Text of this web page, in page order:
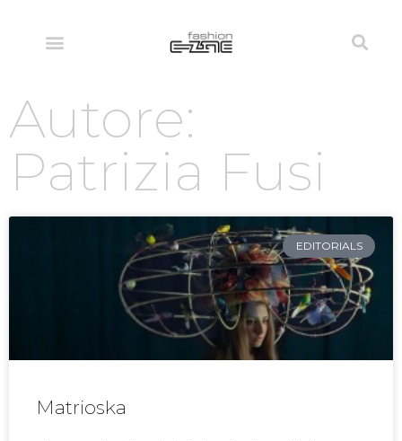
Autore:
Patrizia Fusi
EDITORIALS
Matrioska